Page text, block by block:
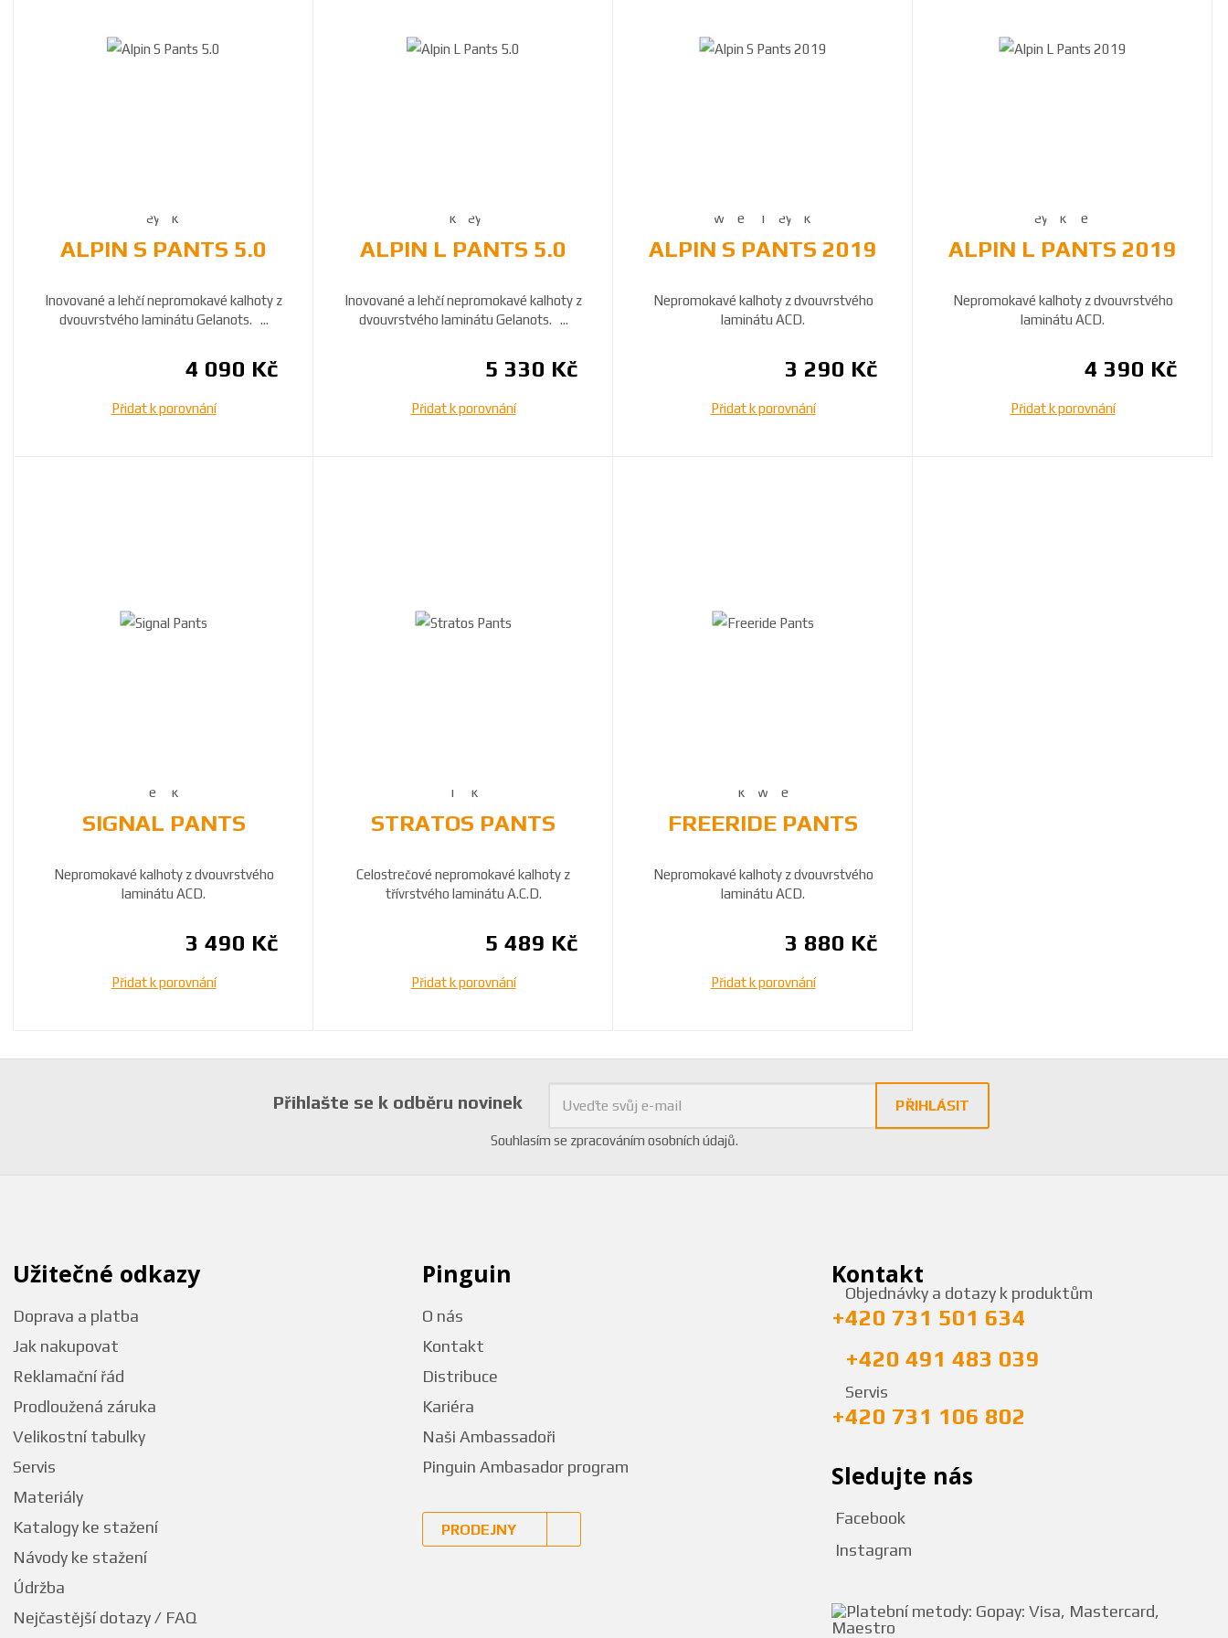
ALPIN S PANTS 5.0
Inovované a lehčí nepromokavé kalhoty z
dvouvrstvého laminátu Gelanots. ...
4 090 Kč
Přidat k porovnání
ALPIN L PANTS 5.0
Inovované a lehčí nepromokavé kalhoty z
dvouvrstvého laminátu Gelanots. ...
5 330 Kč
Přidat k porovnání
ALPIN S PANTS 2019
Nepromokavé kalhoty z dvouvrstvého
laminátu ACD.
3 290 Kč
Přidat k porovnání
ALPIN L PANTS 2019
Nepromokavé kalhoty z dvouvrstvého
laminátu ACD.
4 390 Kč
Přidat k porovnání
SIGNAL PANTS
Nepromokavé kalhoty z dvouvrstvého
laminátu ACD.
3 490 Kč
Přidat k porovnání
STRATOS PANTS
Celostrečové nepromokavé kalhoty z
třívrstvého laminátu A.C.D.
5 489 Kč
Přidat k porovnání
FREERIDE PANTS
Nepromokavé kalhoty z dvouvrstvého
laminátu ACD.
3 880 Kč
Přidat k porovnání
Přihlašte se k odběru novinek PŘIHLÁSIT
Souhlasím se zpracováním osobních údajů.
Užitečné odkazy
Doprava a platba
Jak nakupovat
Reklamační řád
Prodloužená záruka
Velikostní tabulky
Servis
Materiály
Katalogy ke stažení
Návody ke stažení
Údržba
Nejčastější dotazy / FAQ
Pinguin
O nás
Kontakt
Distribuce
Kariéra
Naši Ambassadoři
Pinguin Ambasador program
PRODEJNY
Kontakt
Objednávky a dotazy k produktům
+420 731 501 634
+420 491 483 039
Servis
+420 731 106 802
Sledujte nás
Facebook
Instagram